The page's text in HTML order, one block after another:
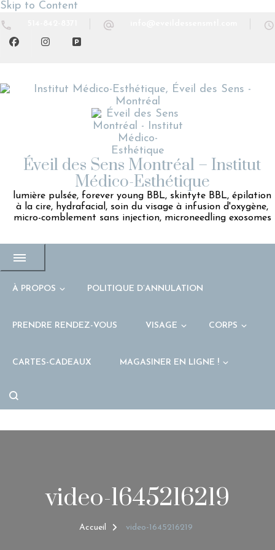
Skip to Content
Éveil des Sens Montréal – Institut
Médico-Esthétique
lumière pulsée, forever young BBL, skintyte BBL, épilation
à la cire, hydrafacial, soin du visage à infusion d'oxygène,
micro-comblement sans injection, microneedling exosomes
À PROPOS POLITIQUE D’ANNULATION
PRENDRE RENDEZ-VOUS VISAGE CORPS
CARTES-CADEAUX MAGASINER EN LIGNE !
video-1645216219
Accueil video-1645216219